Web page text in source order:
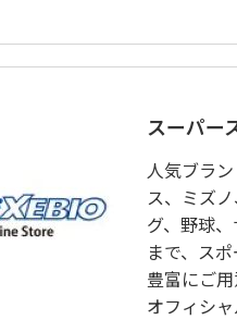
スーパー
人気ブラ
ス、ミズ
グ、野球
まで、ス
豊富にご
オフィシ